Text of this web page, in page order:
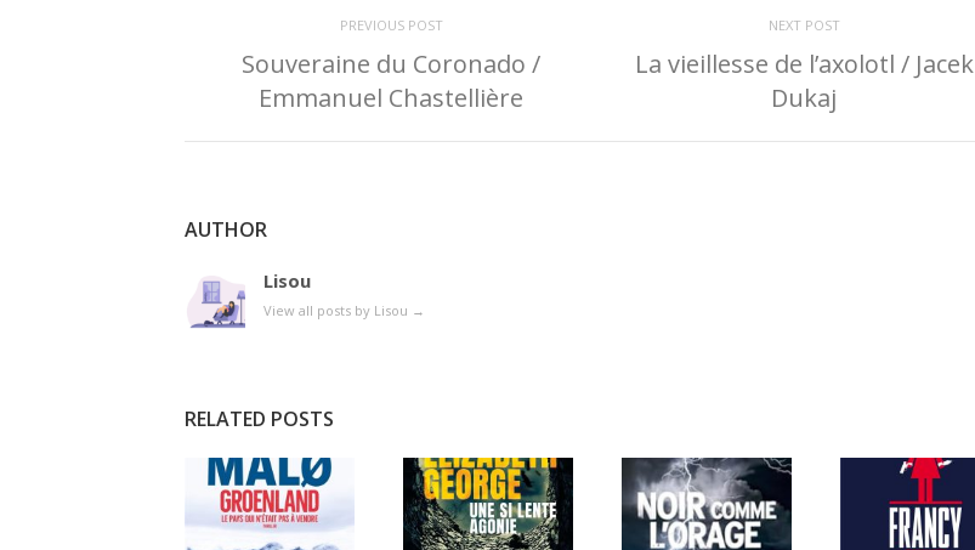
PREVIOUS POST
Souveraine du Coronado /
Emmanuel Chastellière
NEXT POST
La vieillesse de l’axolotl / Jacek
Dukaj
AUTHOR
Lisou
View all posts by Lisou →
RELATED POSTS